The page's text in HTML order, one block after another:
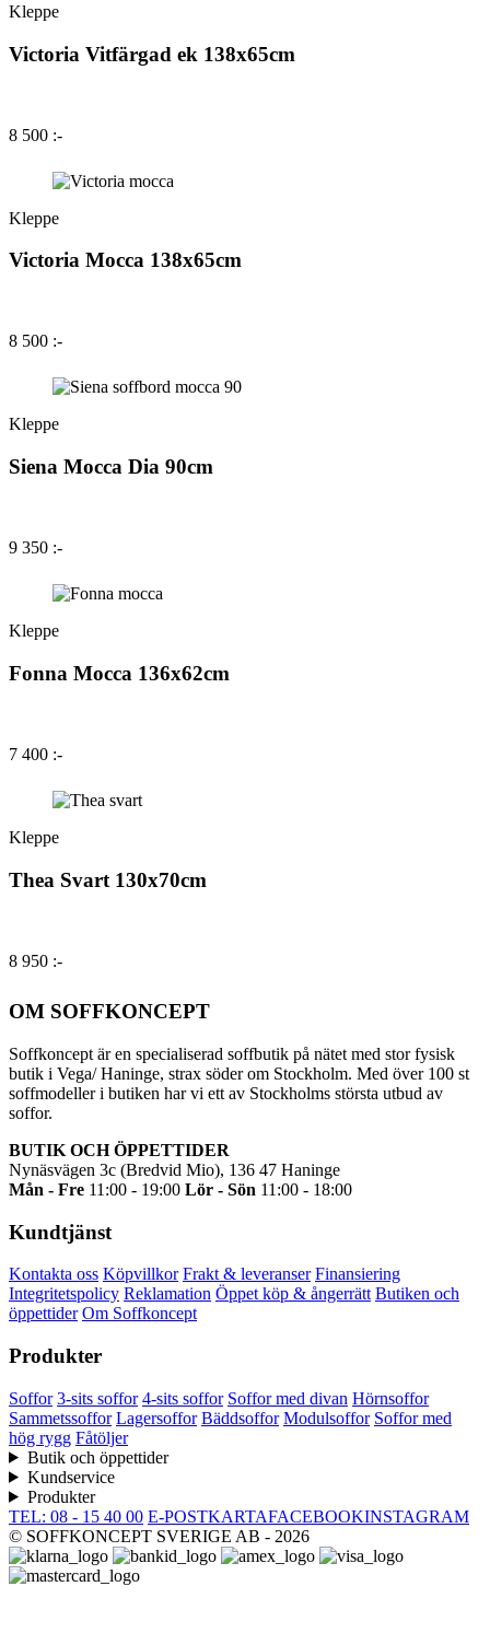
Kleppe
Victoria Vitfärgad ek 138x65cm
8 500 :-
Kleppe
Victoria Mocca 138x65cm
8 500 :-
Kleppe
Siena Mocca Dia 90cm
9 350 :-
Kleppe
Fonna Mocca 136x62cm
7 400 :-
Kleppe
Thea Svart 130x70cm
8 950 :-
OM SOFFKONCEPT
Soffkoncept är en specialiserad soffbutik på nätet med stor fysisk
butik i Vega/ Haninge, strax söder om Stockholm. Med över 100 st
soffmodeller i butiken har vi ett av Stockholms största utbud av
soffor.
BUTIK OCH ÖPPETTIDER
Nynäsvägen 3c (Bredvid Mio), 136 47 Haninge
Mån - Fre 11:00 - 19:00 Lör - Sön 11:00 - 18:00
Kundtjänst
Kontakta oss Köpvillkor Frakt & leveranser Finansiering
Integritetspolicy Reklamation Öppet köp & ångerrätt Butiken och
öppettider Om Soffkoncept
Produkter
Soffor 3-sits soffor 4-sits soffor Soffor med divan Hörnsoffor
Sammetssoffor Lagersoffor Bäddsoffor Modulsoffor Soffor med
hög rygg Fåtöljer
Butik och öppettider
Kundservice
Produkter
TEL: 08 - 15 40 00 E-POSTKARTAFACEBOOKINSTAGRAM
© SOFFKONCEPT SVERIGE AB - 2026